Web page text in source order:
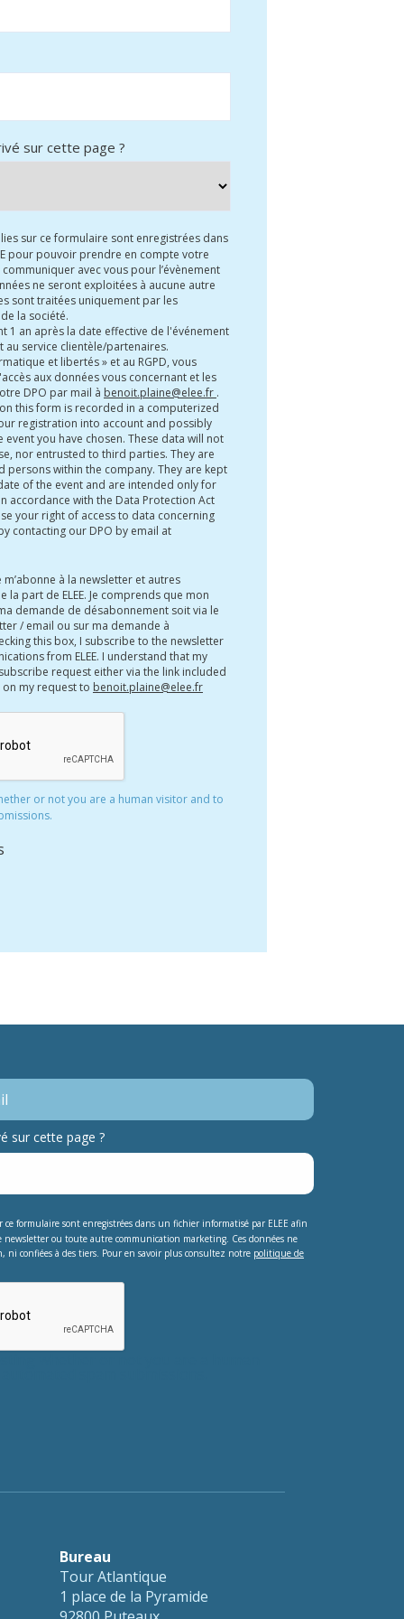
sur cette page ?
sur ce formulaire sont enregistrées dans
pour pouvoir prendre en compte votre
avec vous pour l’évènement
ne seront exploitées à aucune autre
sont traitées uniquement par les
la société.
1 an après la date effective de l'événement
service clientèle/partenaires.
et libertés » et au RGPD, vous
aux données vous concernant et les
DPO par mail à benoit.plaine@elee.fr .
this form is recorded in a computerized
registration into account and possibly
you have chosen. These data will not
nor entrusted to third parties. They are
persons within the company. They are kept
of the event and are intended only for
accordance with the Data Protection Act
your right of access to data concerning
contacting our DPO by email at
m’abonne à la newsletter et autres
part de ELEE. Je comprends que mon
demande de désabonnement soit via le
/ email ou sur ma demande à
this box, I subscribe to the newsletter
from ELEE. I understand that my
request either via the link included
my request to benoit.plaine@elee.fr
or not you are a human visitor and to
sur cette page ?
ce formulaire sont enregistrées dans un fichier informatisé par ELEE afin
ou toute autre communication marketing. Ces données ne
ni confiées à des tiers. Pour en savoir plus consultez notre politique de
Bureau
Tour Atlantique
1 place de la Pyramide